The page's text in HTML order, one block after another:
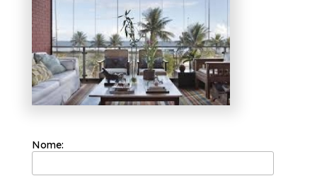
ter suas necessidades atendidas, por
exemplo, portas de vidro, box para banheiros
e envidraçamento de sacadas. Leve mais
modernidade e beleza para o seu ambiente
contando com nossos serviços, fale conosco.
Nome: